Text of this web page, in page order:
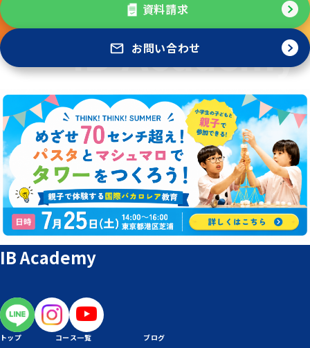
資料請求
お問い合わせ
IB Academy
トップ コース一覧 ブログ